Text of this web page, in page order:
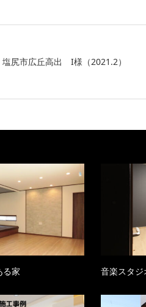
塩尻市広丘高出 I様（2021.2）
る家 音楽スタ